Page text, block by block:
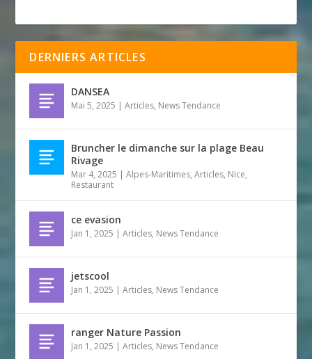
DERNIERS ARTICLES
DANSEA
Mai 5, 2025 |Articles, News Tendance
Bruncher le dimanche sur la plage Beau
Rivage
Mar 4, 2025 |Alpes-Maritimes,Articles, Nice,
Restaurant
ce evasion
Jan 1, 2025 |Articles, News Tendance
jetscool
Jan 1, 2025 |Articles, News Tendance
ranger Nature Passion
Jan 1, 2025 |Articles, News Tendance